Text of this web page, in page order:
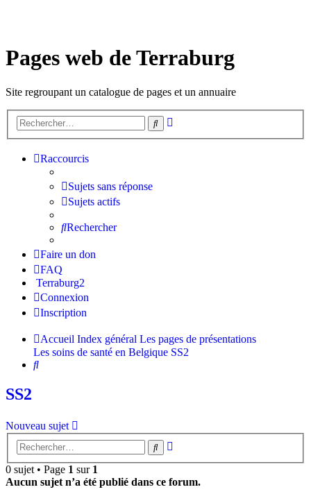
Pages web de Terraburg
Site regroupant un catalogue de pages et un annuaire
Rechercher
Raccourcis
Sujets sans réponse
Sujets actifs
Rechercher
Faire un don
FAQ
Terraburg2
Connexion
Inscription
Accueil Index général Les pages de présentations
Les soins de santé en Belgique SS2
Rechercher
SS2
Nouveau sujet
Rechercher
0 sujet • Page 1 sur 1
Aucun sujet n’a été publié dans ce forum.